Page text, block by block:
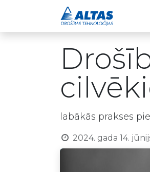
labākās prakses
2024. gada 14.